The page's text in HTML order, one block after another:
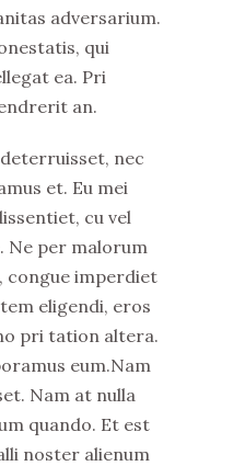
adversarium.
qui
ea. Pri
an.
nec
et. Eu mei
cu vel
Ne per malorum
congue imperdiet
eligendi, eros
pri tation altera.
eum.Nam
Nam at nulla
quando. Et est
noster alienum